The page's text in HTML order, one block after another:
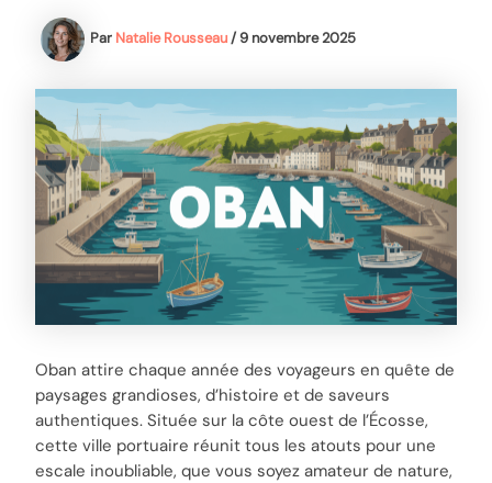
Par Natalie Rousseau/9 novembre 2025
Oban attire chaque année des voyageurs en quête de
paysages grandioses, d’histoire et de saveurs
authentiques. Située sur la côte ouest de l’Écosse,
cette ville portuaire réunit tous les atouts pour une
escale inoubliable, que vous soyez amateur de nature,